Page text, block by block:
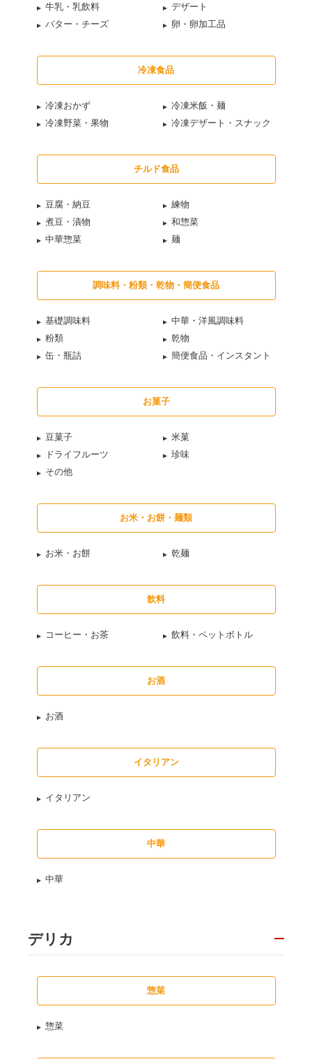
牛乳・乳飲料
デザート
バター・チーズ
卵・卵加工品
冷凍食品
冷凍おかず
冷凍米飯・麺
冷凍野菜・果物
冷凍デザート・スナック
チルド食品
豆腐・納豆
練物
煮豆・漬物
和惣菜
中華惣菜
麺
調味料・粉類・乾物・簡便食品
基礎調味料
中華・洋風調味料
粉類
乾物
缶・瓶詰
簡便食品・インスタント
お菓子
豆菓子
米菓
ドライフルーツ
珍味
その他
お米・お餅・麺類
お米・お餅 乾麺
飲料
コーヒー・お茶 飲料・ペットボトル
お酒
お酒
イタリアン
イタリアン
中華
中華
デリカ
惣菜
惣菜